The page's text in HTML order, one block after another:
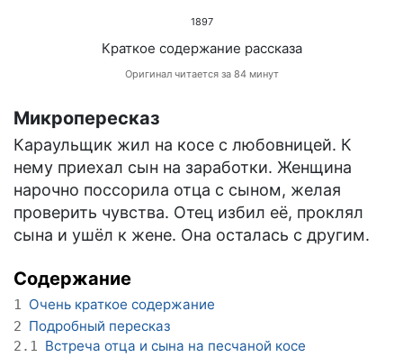
1897
Краткое содержание рассказа
Оригинал читается за 84 минут
Микропересказ
Караульщик жил на косе с любовницей. К
нему приехал сын на заработки. Женщина
нарочно поссорила отца с сыном, желая
проверить чувства. Отец избил её, проклял
сына и ушёл к жене. Она осталась с другим.
Содержание
1 Очень краткое содержание
2 Подробный пересказ
2.1 Встреча отца и сына на песчаной косе